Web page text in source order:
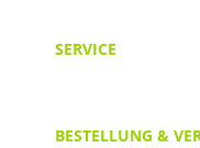
SERVICE
BESTELLUNG &